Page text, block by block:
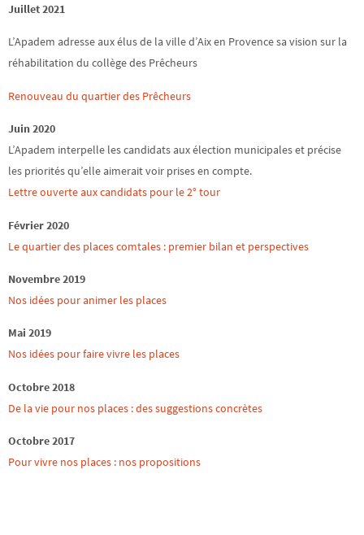
Juillet 2021
L’Apadem adresse aux élus de la ville d’Aix en Provence sa vision sur la
réhabilitation du collège des Prêcheurs
Renouveau du quartier des Prêcheurs
Juin 2020
L’Apadem interpelle les candidats aux élection municipales et précise
les priorités qu’elle aimerait voir prises en compte.
Lettre ouverte aux candidats pour le 2° tour
Février 2020
Le quartier des places comtales : premier bilan et perspectives
Novembre 2019
Nos idées pour animer les places
Mai 2019
Nos idées pour faire vivre les places
Octobre 2018
De la vie pour nos places : des suggestions concrètes
Octobre 2017
Pour vivre nos places : nos propositions